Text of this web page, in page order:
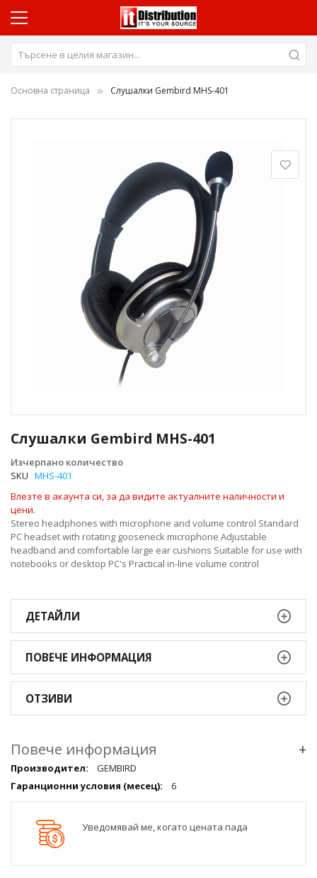
Основна страница Слушалки Gembird MHS-401
Слушалки Gembird MHS-401
Изчерпано количество
SKU MHS-401
Влезте в акаунта си, за да видите актуалните наличности и
цени.
Stereo headphones with microphone and volume control Standard
PC headset with rotating gooseneck microphone Adjustable
headband and comfortable large ear cushions Suitable for use with
notebooks or desktop PC's Practical in-line volume control
към
началото
на
галерия
снимки
ДЕТАЙЛИ
ПОВЕЧЕ ИНФОРМАЦИЯ
ОТЗИВИ
Повече информация +
Повече
информация
qqq
GEMBIRD
6
Уведомявай ме, когато цената пада